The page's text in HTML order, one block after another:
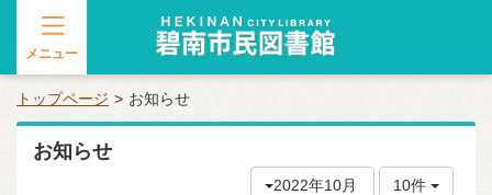
メニュー
トップページ お知らせ
お知らせ
2022年10月 10件